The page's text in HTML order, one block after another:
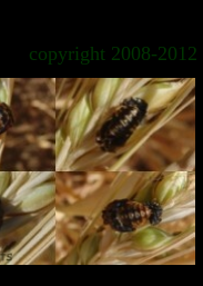
copyright 2008-2012